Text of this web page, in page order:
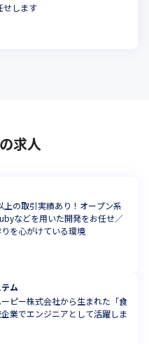
せします
求人
上の取引実績あり！オープン系
などを用いた開発をお任せ／
を心がけている環境
ム
ピー株式会社から生まれた「食
業でエンジニアとして活躍しま